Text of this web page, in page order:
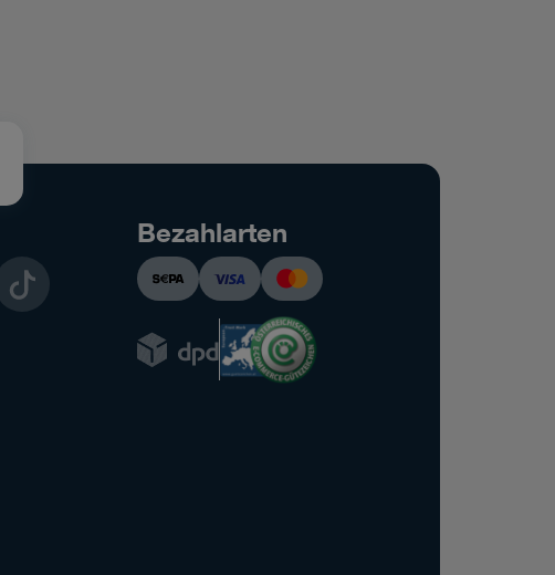
Bezahlarten